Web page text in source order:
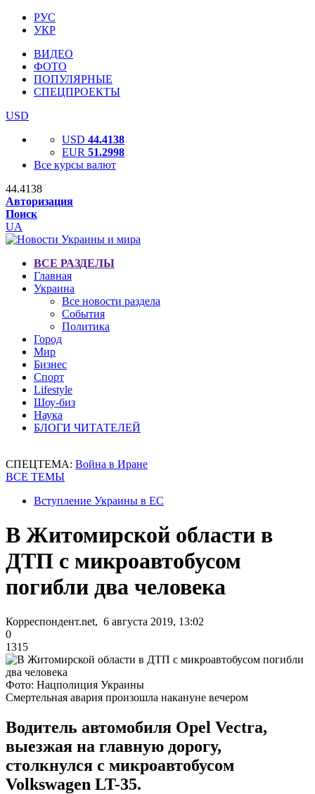
РУС
УКР
ВИДЕО
ФОТО
ПОПУЛЯРНЫЕ
СПЕЦПРОЕКТЫ
USD
USD 44.4138
EUR 51.2998
Все курсы валют
44.4138
Авторизация
Поиск
UA
ВСЕ РАЗДЕЛЫ
Главная
Украина
Все новости раздела
События
Политика
Город
Мир
Бизнес
Спорт
Lifestyle
Шоу-биз
Наука
БЛОГИ ЧИТАТЕЛЕЙ
СПЕЦТЕМА: Война в Иране
ВСЕ ТЕМЫ
Вступление Украины в ЕС
В Житомирской области в
ДТП с микроавтобусом
погибли два человека
Корреспондент.net, 6 августа 2019, 13:02
0
1315
Фото: Нацполиция Украины
Смертельная авария произошла накануне вечером
Водитель автомобиля Opel Vectra,
выезжая на главную дорогу,
столкнулся с микроавтобусом
Volkswagen LT-35.